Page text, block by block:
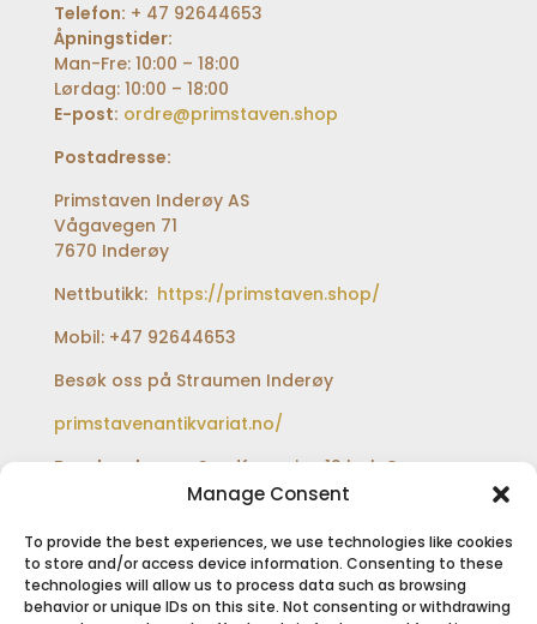
Manage Consent
To provide the best experiences, we use technologies like cookies
to store and/or access device information. Consenting to these
technologies will allow us to process data such as browsing
behavior or unique IDs on this site. Not consenting or withdrawing
Telefon: + 47 92644653
Åpningstider:
Man-Fre: 10:00 – 18:00
Lørdag: 10:00 – 18:00
E-post: ordre@primstaven.shop
Postadresse:
Primstaven Inderøy AS
Vågavegen 71
7670 Inderøy
Nettbutikk: https://primstaven.shop/
Mobil: +47 92644653
Besøk oss på Straumen Inderøy
primstavenantikvariat.no/
Besøksadresse:Sundfærveien 12 bak Coop
extra og Shell bensinstasjon
SIKKER BETALING